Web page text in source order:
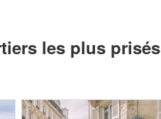
les plus prisés